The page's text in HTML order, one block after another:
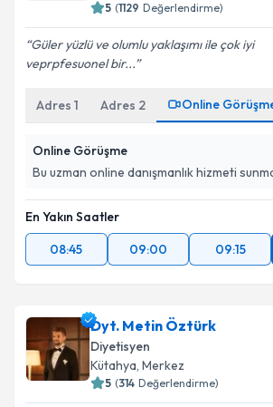
5 (1129 Değerlendirme)
Güler yüzlü ve olumlu yaklaşımı ile çok iyi
veprpfesuonel bir...
Adres 1 Adres 2 Online
Online Görüşme
Bu uzman online danışmanlık hizmeti
En Yakın Saatler
08:45
09:00 09:15
Dyt. Metin Öztürk
Diyetisyen
Kütahya, Merkez
5 (314 Değerlendirme)